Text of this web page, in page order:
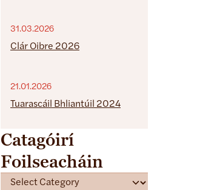
31.03.2026
Clár Oibre 2026
21.01.2026
Tuarascáil Bhliantúil 2024
Catagóirí
Foilseacháin